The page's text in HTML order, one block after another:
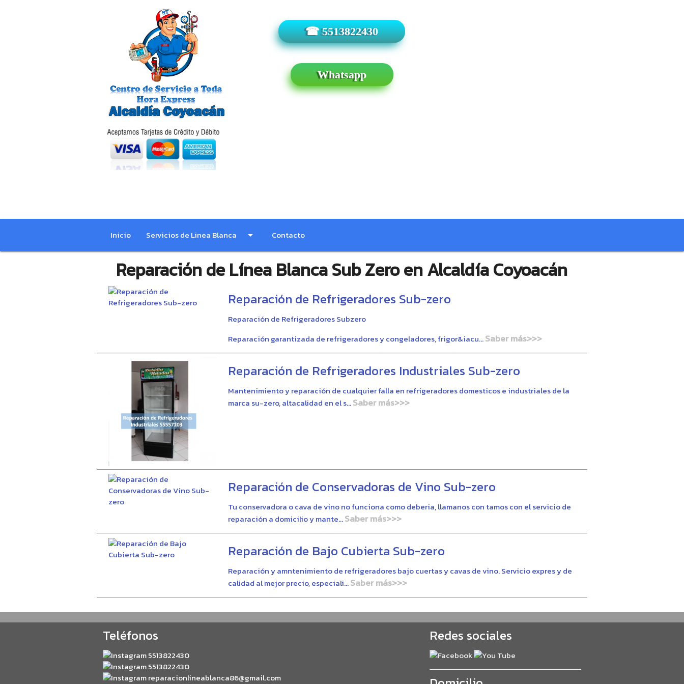
☎ 5513822430
Whatsapp
Inicio Servicios de Linea Blanca arrow_drop_down Contacto
Reparación de Línea Blanca Sub Zero en Alcaldía Coyoacán
Reparación de Refrigeradores Sub-zero
Reparación de Refrigeradores Subzero
Reparación garantizada de refrigeradores y congeladores, frigor&iacu...Saber más>>>
Reparación de Refrigeradores Industriales Sub-zero
Mantenimiento y reparación de cualquier falla en refrigeradores domesticos e industriales de la
marca su-zero, altacalidad en el s...Saber más>>>
Reparación de Conservadoras de Vino Sub-zero
Tu conservadora o cava de vino no funciona como deberia, llamanos con tamos con el servicio de
reparación a domicilio y mante...Saber más>>>
Reparación de Bajo Cubierta Sub-zero
Reparación y amntenimiento de refrigeradores bajo cuertas y cavas de vino. Servicio expres y de
calidad al mejor precio, especiali...Saber más>>>
Teléfonos
5513822430
5513822430
reparacionlineablanca86@gmail.com
Redes sociales